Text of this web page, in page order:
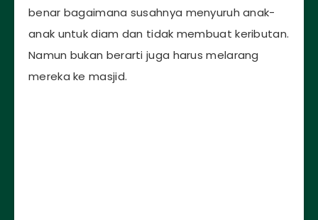
benar bagaimana susahnya menyuruh anak-
anak untuk diam dan tidak membuat keributan.
Namun bukan berarti juga harus melarang
mereka ke masjid.